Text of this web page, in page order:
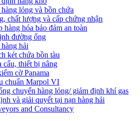
lỏng và bồn chứa
chất lượng và cấp chứng nhận
hàng hóa bảo đảm an toàn
đường ống
hải
két chứa bồn tàu
cẩu, thiết bị nâng
cờ Panama
chuẩn Marpol VI
chuyển hàng lỏng/ giám định khí gas
và giải quyết tại nạn hàng hải
and Consultancy